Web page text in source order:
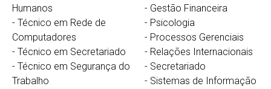
Humanos
- Técnico em Rede de
Computadores
- Técnico em Secretariado
- Técnico em Segurança do
Trabalho
- Gestão Financeira
- Psicologia
- Processos Gerenciais
- Relações Internacionais
- Secretariado
- Sistemas de Informação